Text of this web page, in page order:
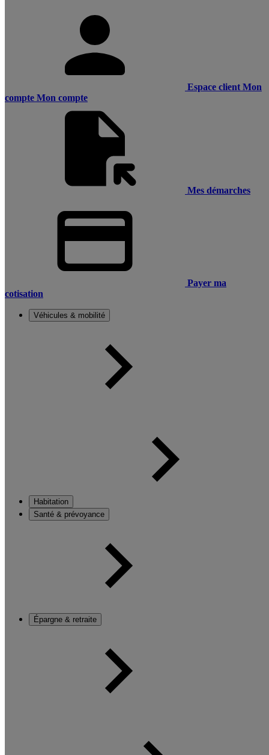
Espace client Mon
compte Mon compte
Mes démarches
Payer ma
cotisation
Véhicules & mobilité
Habitation
Santé & prévoyance
Épargne & retraite